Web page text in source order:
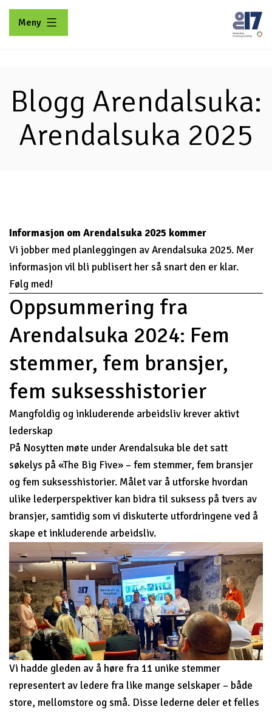
Gå
Meny
Blogg Arendalsuka:
Arendalsuka 2025
Informasjon om Arendalsuka 2025 kommer
Vi jobber med planleggingen av Arendalsuka 2025. Mer
informasjon vil bli publisert her så snart den er klar.
Følg med!
Oppsummering fra
Arendalsuka 2024: Fem
stemmer, fem bransjer,
fem suksesshistorier
Mangfoldig og inkluderende arbeidsliv krever aktivt
lederskap
På Nosytten møte under Arendalsuka ble det satt
søkelys på «The Big Five» – fem stemmer, fem bransjer
og fem suksesshistorier. Målet var å utforske hvordan
ulike lederperspektiver kan bidra til suksess på tvers av
bransjer, samtidig som vi diskuterte utfordringene ved å
skape et inkluderende arbeidsliv.
Vi hadde gleden av å høre fra 11 unike stemmer
representert av ledere fra like mange selskaper – både
store, mellomstore og små. Disse lederne deler et felles